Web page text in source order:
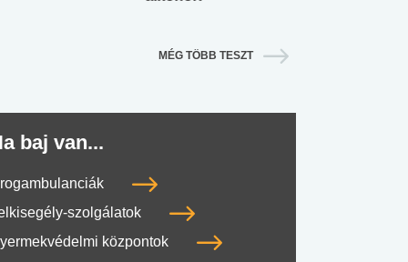
MÉG TÖBB TESZT
baj van...
szolgálatok
központok